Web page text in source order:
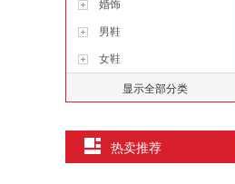
婚饰
男鞋
女鞋
显示全部分类
热卖推荐